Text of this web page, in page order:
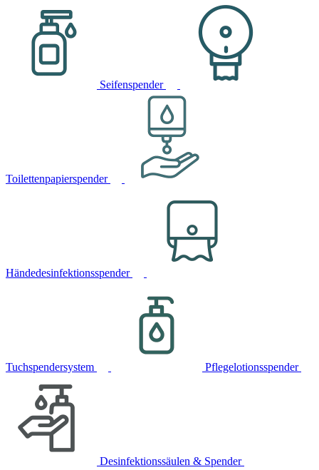
Seifenspender
Toilettenpapierspender
Händedesinfektionsspender
Tuchspendersystem Pflegelotionsspender
Desinfektionssäulen & Spender